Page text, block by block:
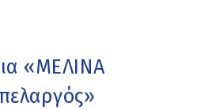
«ΜΕΛΙΝΑ